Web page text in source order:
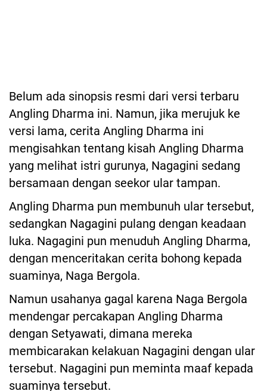
Belum ada sinopsis resmi dari versi terbaru
Angling Dharma ini. Namun, jika merujuk ke
versi lama, cerita Angling Dharma ini
mengisahkan tentang kisah Angling Dharma
yang melihat istri gurunya, Nagagini sedang
bersamaan dengan seekor ular tampan.
Angling Dharma pun membunuh ular tersebut,
sedangkan Nagagini pulang dengan keadaan
luka. Nagagini pun menuduh Angling Dharma,
dengan menceritakan cerita bohong kepada
suaminya, Naga Bergola.
Namun usahanya gagal karena Naga Bergola
mendengar percakapan Angling Dharma
dengan Setyawati, dimana mereka
membicarakan kelakuan Nagagini dengan ular
tersebut. Nagagini pun meminta maaf kepada
suaminya tersebut.